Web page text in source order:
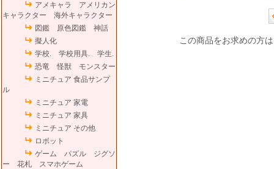
アメキャラ アメリカン
キャラクター 海外キャラクター
図鑑 原色図鑑 神話
擬人化
学校. 学校用具. 学生.
恐竜 怪獣 モンスター
ミニチュア 食品サンプ
ル
ミニチュア 家電
ミニチュア 家具
ミニチュア その他
ロボット
ゲーム パズル ジグソ
ー 花札 スマホゲーム
この商品をお求めの方